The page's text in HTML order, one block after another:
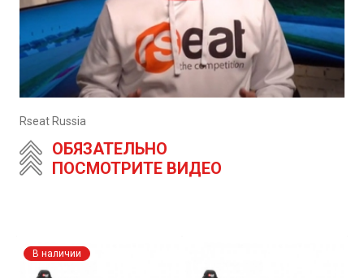
Rseat Russia
ОБЯЗАТЕЛЬНО
ПОСМОТРИТЕ ВИДЕО
В наличии